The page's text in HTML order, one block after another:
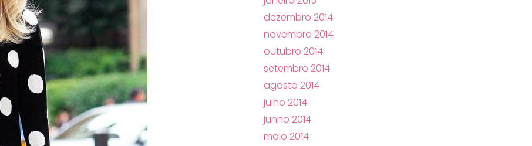
dezembro 2014
novembro 2014
outubro 2014
setembro 2014
agosto 2014
julho 2014
junho 2014
maio 2014